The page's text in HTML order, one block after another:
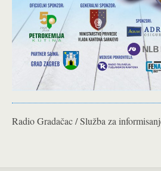
Radio Gradačac / Služba za